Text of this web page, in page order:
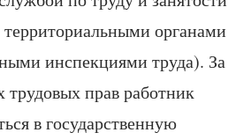
территориальными органами
инспекциями труда). За
трудовых прав работник
в государственную